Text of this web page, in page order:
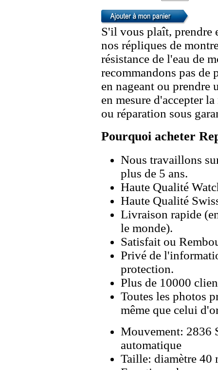
S'il vous plaît, prendre
nos répliques de
résistance de l'eau de
recommandons pas de
en nageant ou prendre
en mesure d'accepter
ou réparation sous
Pourquoi acheter
Nous travaillons
plus de 5 ans.
Haute Qualité
Haute Qualité
Livraison rapide
le monde).
Satisfait ou
Privé de
protection.
Plus de 10000
Toutes les photos
même que celui
Mouvement: 2836
automatique
Taille: diamètre 40